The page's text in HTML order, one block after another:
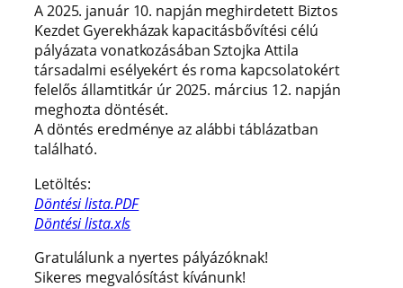
A 2025. január 10. napján meghirdetett Biztos
Kezdet Gyerekházak kapacitásbővítési célú
pályázata vonatkozásában Sztojka Attila
társadalmi esélyekért és roma kapcsolatokért
felelős államtitkár úr 2025. március 12. napján
meghozta döntését.
A döntés eredménye az alábbi táblázatban
található.
Letöltés:
Döntésilista.PDF
Döntési lista.xls
Gratulálunk a nyertes pályázóknak!
Sikeres megvalósítást kívánunk!